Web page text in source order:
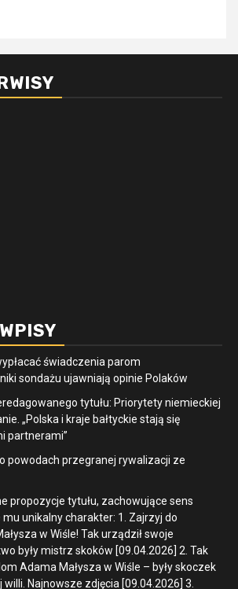
świadczenia parom
sondażu ujawniają opinie Polaków
tytułu: Priorytety niemieckiej
„Polska i kraje bałtyckie stają się
partnerami”
powodach przegranej rywalizacji ze
propozycje tytułu, zachowujące sens
mu unikalny charakter: 1. Zajrzyj do
w Wiśle! Tak urządził swoje
były mistrz skoków [09.04.2026] 2. Tak
Adama Małysza w Wiśle – były skoczek
Najnowsze zdjęcia [09.04.2026] 3.